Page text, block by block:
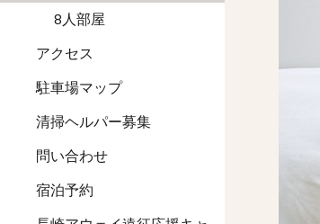
8人部屋
アクセス
駐車場マップ
清掃ヘルパー募集
問い合わせ
宿泊予約